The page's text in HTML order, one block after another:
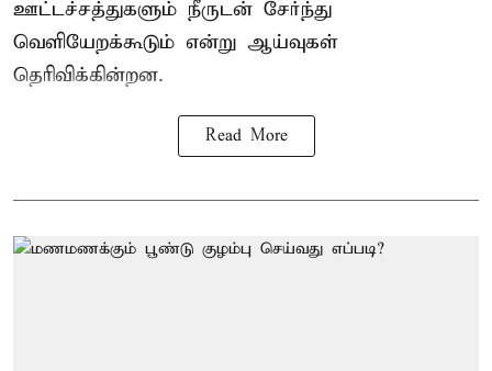
ஊட்டச்சத்துகளும் நீருடன் சேர்ந்து
வெளியேறக்கூடும் என்று ஆய்வுகள்
தெரிவிக்கின்றன.
Read More